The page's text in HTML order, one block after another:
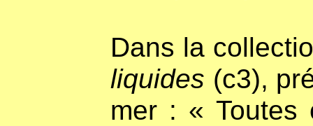
Dans la
liquides (c3),
mer : « Toutes